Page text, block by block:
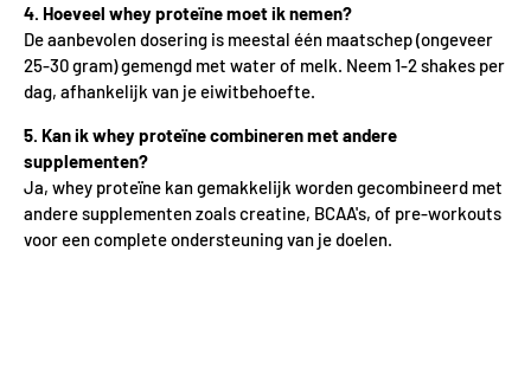
4. Hoeveel whey proteïne moet ik nemen?
De aanbevolen dosering is meestal één maatschep (ongeveer
25-30 gram) gemengd met water of melk. Neem 1-2 shakes per
dag, afhankelijk van je eiwitbehoefte.
5. Kan ik whey proteïne combineren met andere
supplementen?
Ja, whey proteïne kan gemakkelijk worden gecombineerd met
andere supplementen zoals creatine, BCAA's, of pre-workouts
voor een complete ondersteuning van je doelen.